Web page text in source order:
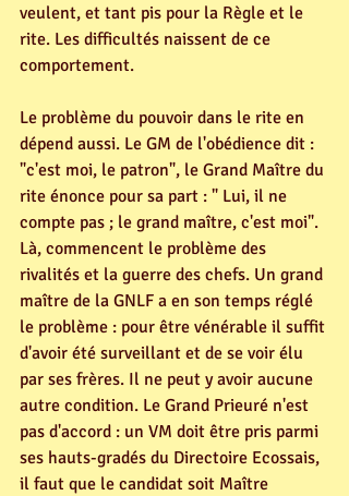
veulent, et tant pis pour la Règle et le
rite. Les difficultés naissent de ce
comportement.
Le problème du pouvoir dans le rite en
dépend aussi. Le GM de l'obédience dit :
"c'est moi, le patron", le Grand Maître du
rite énonce pour sa part : " Lui, il ne
compte pas ; le grand maître, c'est moi".
Là, commencent le problème des
rivalités et la guerre des chefs. Un grand
maître de la GNLF a en son temps réglé
le problème : pour être vénérable il suffit
d'avoir été surveillant et de se voir élu
par ses frères. Il ne peut y avoir aucune
autre condition. Le Grand Prieuré n'est
pas d'accord : un VM doit être pris parmi
ses hauts-gradés du Directoire Ecossais,
il faut que le candidat soit Maître